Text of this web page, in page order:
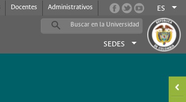
Docentes Administrativos ES
SEDES